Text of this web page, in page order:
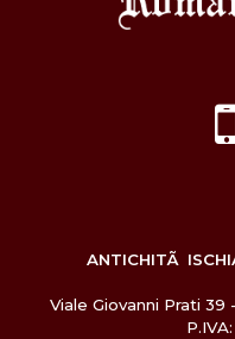
ANTICHITÃ
Viale Giovanni Prati 39